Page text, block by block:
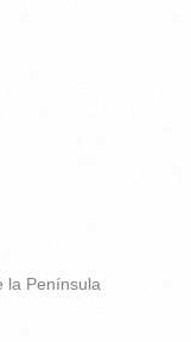
la Península